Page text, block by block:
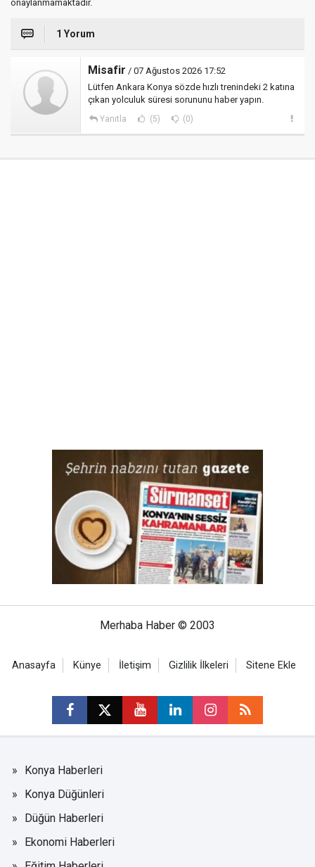
onaylanmamaktadır.
1 Yorum
Misafir / 07 Ağustos 2026 17:52
Lütfen Ankara Konya sözde hızlı trenindeki 2 katına
çıkan yolculuk süresi sorununu haber yapın.
Yanıtla (5) (0)
Merhaba Haber © 2003
Anasayfa Künye İletişim Gizlilik İlkeleri Sitene Ekle
Konya Haberleri
Konya Düğünleri
Düğün Haberleri
Ekonomi Haberleri